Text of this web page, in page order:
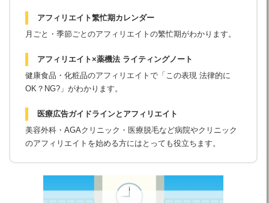
アフィリエイト繁忙期カレンダー
月ごと・季節ごとのアフィリエイトの繁忙期がわかります。
アフィリエイト×薬機法 ライティングノート
健康食品・化粧品のアフィリエイトで「この表現 法律的に
OK？NG?」がわかります。
医療広告ガイドラインとアフィリエイト
美容外科・AGAクリニック・医療脱毛など病院やクリニック
のアフィリエイトを始める方にはとっても役立ちます。